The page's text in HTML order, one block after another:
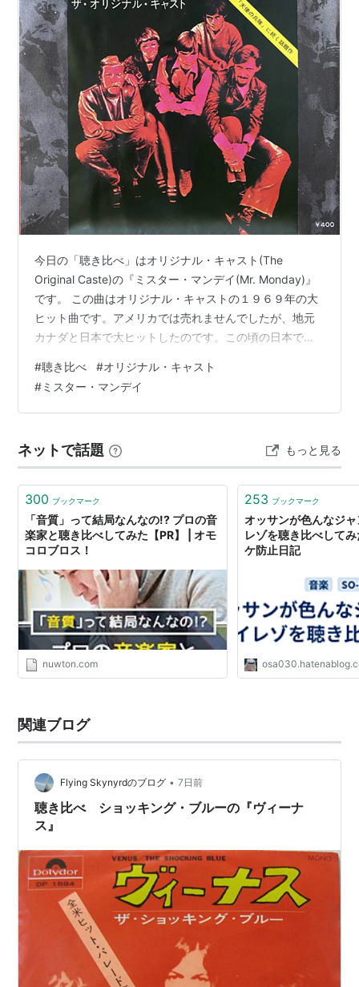
今日の「聴き比べ」はオリジナル・キャスト(The
Original Caste)の『ミスター・マンデイ(Mr. Monday)』
です。 この曲はオリジナル・キャストの１９６９年の大
ヒット曲です。アメリカでは売れませんでしたが、地元
カナダと日本で大ヒットしたのです。この頃の日本では
でしょう。 オリジナル・キャストについては以前にも書
いていますのでご参考までに。
lynyrdburitto.hatenablog.com
Potter , Dennis …
#聴き比べ #オリジナル・キャスト
#ミスター・マンデイ
ネットで話題 もっと見る
300 ブックマーク
「音質」って結局なんなの!? プロの音
楽家と聴き比べしてみた【PR】 | オモ
コロブロス！
nuwton.com
253 ブックマーク
オッサンが色んなジ
レゾを聴き比べして
ケ防止日記
関連ブログ
Flying Skynyrdのブログ • 7日前
聴き比べ ショッキング・ブルーの『ヴィーナ
ス』